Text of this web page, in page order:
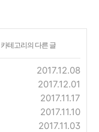
카테고리의 다른 글
2017.12.08
2017.12.01
2017.11.17
2017.11.10
2017.11.03